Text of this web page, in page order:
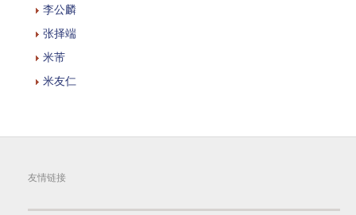
李公麟
张择端
米芾
米友仁
友情链接